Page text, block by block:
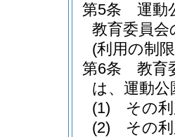
第5条
運動
教育委員
(利用の制
第6条
教育
は、運動
(1)
その
(2)
その